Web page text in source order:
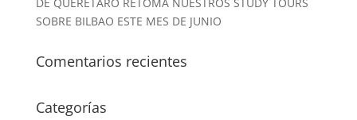
SOBRE BILBAO ESTE MES DE JUNIO
Comentarios recientes
Categorías